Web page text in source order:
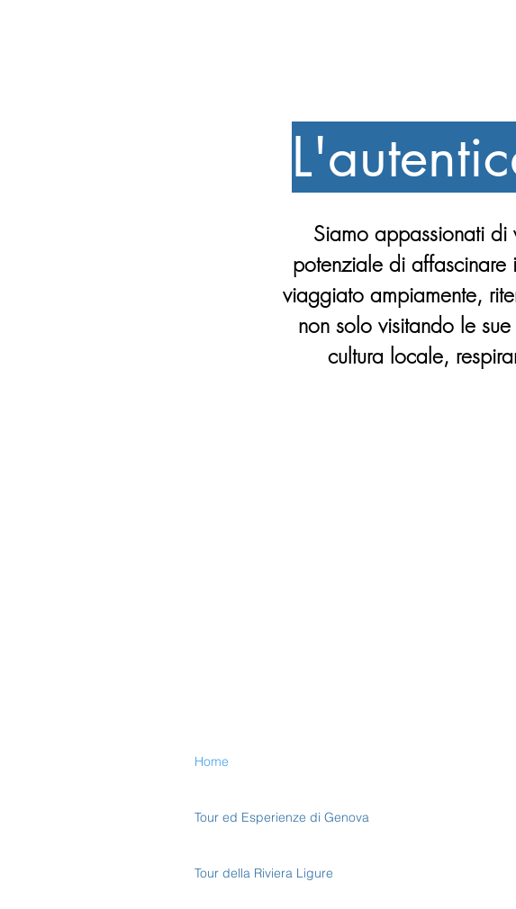
Siamo appassionati
potenziale di affascinare
viaggiato ampiamente,
non solo visitando le
cultura locale,
Home
Tour ed Esperienze di Genova
Tour della Riviera Ligure